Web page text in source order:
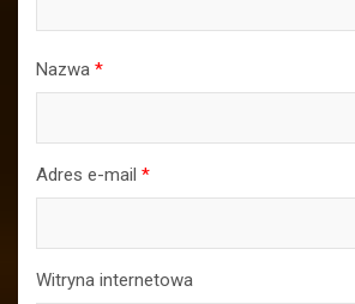
Nazwa *
Adres e-mail *
Witryna internetowa